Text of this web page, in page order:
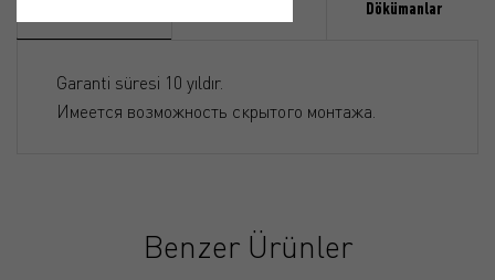
Dökümanlar
Garanti süresi 10 yıldır.
Имеется возможность скрытого монтажа.
Benzer Ürünler